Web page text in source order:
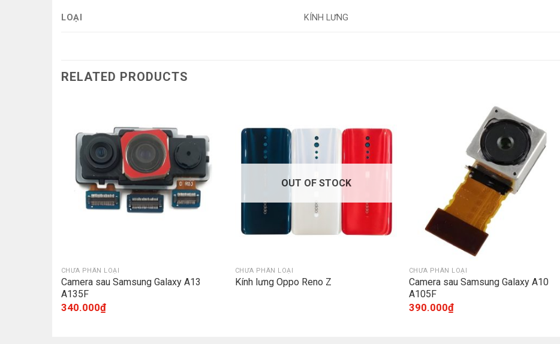
LOẠI KÍNH LƯNG
RELATED PRODUCTS
CHƯA PHÂN LOẠI
Camera sau Samsung Galaxy A13
A135F
340.000₫
OUT OF STOCK
CHƯA PHÂN LOẠI
Kính lưng Oppo Reno Z
CHƯA PHÂN LOẠI
Camera sau Samsung Galaxy A10
A105F
390.000₫